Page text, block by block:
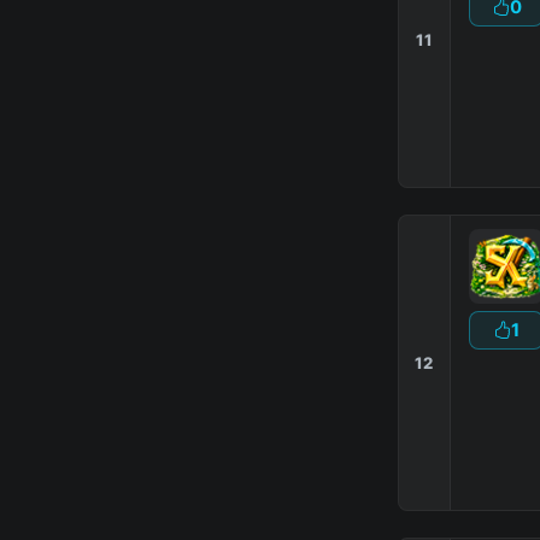
11
0
12
1